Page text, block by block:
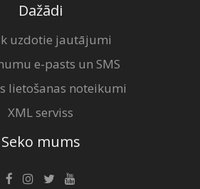
Dažādi
uzdotie jautājumi
e-pasts un SMS
lietošanas noteikumi
XML serviss
Seko mums